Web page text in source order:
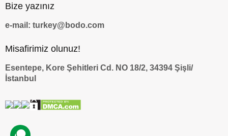
Bize yazınız
e-mail: turkey@bodo.com
Misafirimiz olunuz!
Esentepe, Kore Şehitleri Cd. NO 18/2, 34394 Şişli/
İstanbul